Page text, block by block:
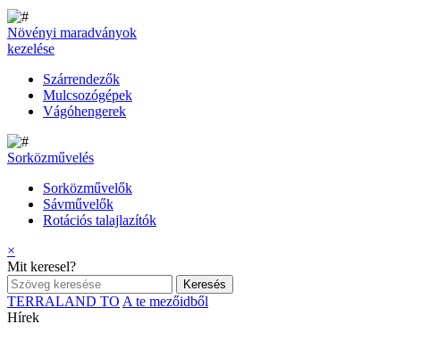
Növényi maradványok
kezelése
Szárrendezők
Mulcsozógépek
Vágóhengerek
Sorközművelés
Sorközművelők
Sávművelők
Rotációs talajlazítók
×
Mit keresel?
TERRALAND TO A te mezőidből
Hírek